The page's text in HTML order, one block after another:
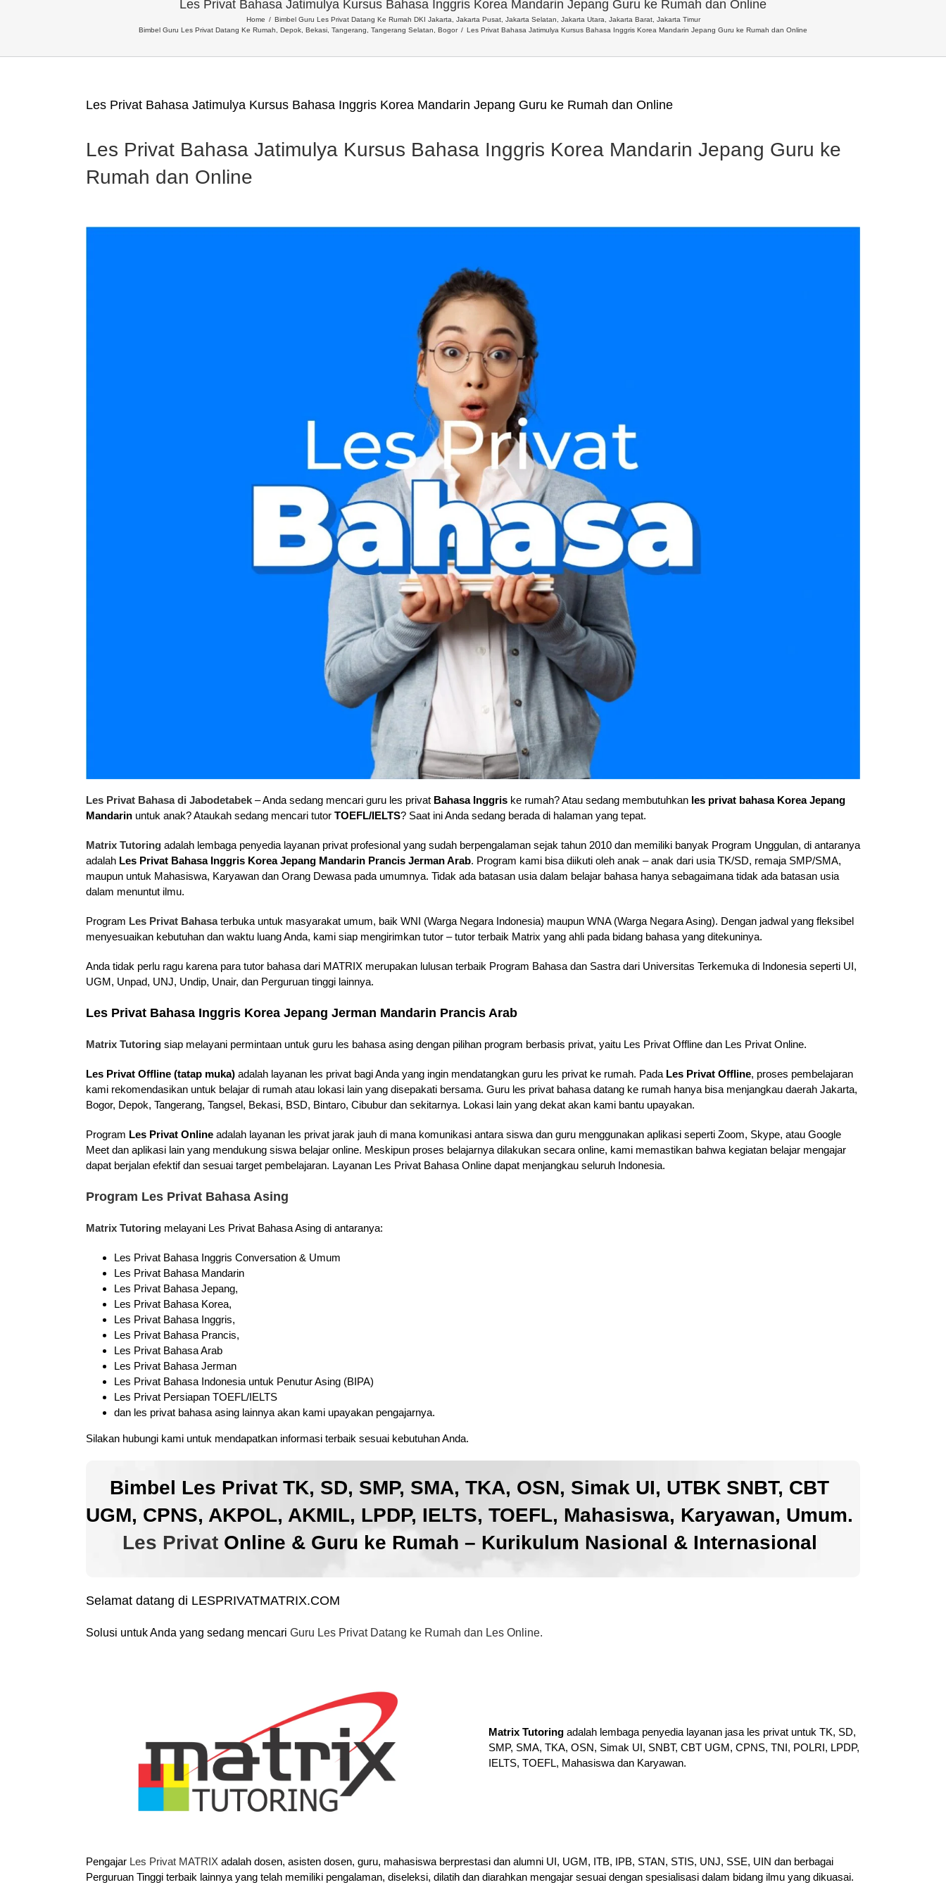
Les Privat Bahasa Jatimulya Kursus Bahasa Inggris Korea Mandarin Jepang Guru ke Rumah dan Online
Home
Bimbel Guru Les Privat Datang Ke Rumah DKI Jakarta, Jakarta Pusat, Jakarta Selatan, Jakarta Utara, Jakarta Barat, Jakarta Timur
Bimbel Guru Les Privat Datang Ke Rumah, Depok, Bekasi, Tangerang, Tangerang Selatan, Bogor
Les Privat Bahasa Jatimulya Kursus Bahasa Inggris Korea Mandarin Jepang Guru ke Rumah dan Online
Les Privat Bahasa Jatimulya Kursus Bahasa Inggris Korea Mandarin Jepang Guru ke Rumah dan Online
Les Privat Bahasa Jatimulya Kursus Bahasa Inggris Korea Mandarin Jepang Guru ke
Rumah dan Online
Les Privat Bahasa di Jabodetabek – Anda sedang mencari guru les privat Bahasa Inggris ke rumah? Atau sedang membutuhkan les privat bahasa Korea Jepang
Mandarin untuk anak? Ataukah sedang mencari tutor TOEFL/IELTS? Saat ini Anda sedang berada di halaman yang tepat.
Matrix Tutoring adalah lembaga penyedia layanan privat profesional yang sudah berpengalaman sejak tahun 2010 dan memiliki banyak Program Unggulan, di antaranya
adalah Les Privat Bahasa Inggris Korea Jepang Mandarin Prancis Jerman Arab. Program kami bisa diikuti oleh anak – anak dari usia TK/SD, remaja SMP/SMA,
maupun untuk Mahasiswa, Karyawan dan Orang Dewasa pada umumnya. Tidak ada batasan usia dalam belajar bahasa hanya sebagaimana tidak ada batasan usia
dalam menuntut ilmu.
Program Les Privat Bahasaterbuka untuk masyarakat umum, baik WNI (Warga Negara Indonesia) maupun WNA (Warga Negara Asing). Dengan jadwal yang fleksibel
menyesuaikan kebutuhan dan waktu luang Anda, kami siap mengirimkan tutor – tutor terbaik Matrix yang ahli pada bidang bahasa yang ditekuninya.
Anda tidak perlu ragu karena para tutor bahasa dari MATRIX merupakan lulusan terbaik Program Bahasa dan Sastra dari Universitas Terkemuka di Indonesia seperti UI,
UGM, Unpad, UNJ, Undip, Unair, dan Perguruan tinggi lainnya.
Les Privat Bahasa Inggris Korea Jepang Jerman Mandarin Prancis Arab
Matrix Tutoring siap melayani permintaan untuk guru les bahasa asing dengan pilihan program berbasis privat, yaitu Les Privat Offline dan Les Privat Online.
Les Privat Offline (tatap muka) adalah layanan les privat bagi Anda yang ingin mendatangkan guru les privat ke rumah. Pada Les Privat Offline, proses pembelajaran
kami rekomendasikan untuk belajar di rumah atau lokasi lain yang disepakati bersama. Guru les privat bahasa datang ke rumah hanya bisa menjangkau daerah Jakarta,
Bogor, Depok, Tangerang, Tangsel, Bekasi, BSD, Bintaro, Cibubur dan sekitarnya. Lokasi lain yang dekat akan kami bantu upayakan.
Program Les Privat Online adalah layanan les privat jarak jauh di mana komunikasi antara siswa dan guru menggunakan aplikasi seperti Zoom, Skype, atau Google
Meet dan aplikasi lain yang mendukung siswa belajar online. Meskipun proses belajarnya dilakukan secara online, kami memastikan bahwa kegiatan belajar mengajar
dapat berjalan efektif dan sesuai target pembelajaran. Layanan Les Privat Bahasa Online dapat menjangkau seluruh Indonesia.
Program Les Privat Bahasa Asing
Matrix Tutoring melayani Les Privat Bahasa Asing di antaranya:
Les Privat Bahasa Inggris Conversation & Umum
Les Privat Bahasa Mandarin
Les Privat Bahasa Jepang,
Les Privat Bahasa Korea,
Les Privat Bahasa Inggris,
Les Privat Bahasa Prancis,
Les Privat Bahasa Arab
Les Privat Bahasa Jerman
Les Privat Bahasa Indonesia untuk Penutur Asing (BIPA)
Les Privat Persiapan TOEFL/IELTS
dan les privat bahasa asing lainnya akan kami upayakan pengajarnya.
Silakan hubungi kami untuk mendapatkan informasi terbaik sesuai kebutuhan Anda.
Bimbel Les Privat TK, SD, SMP, SMA, TKA, OSN, Simak UI, UTBK SNBT, CBT
UGM, CPNS, AKPOL, AKMIL, LPDP, IELTS, TOEFL, Mahasiswa, Karyawan, Umum.
Les PrivatOnline & Guru ke Rumah – Kurikulum Nasional & Internasional
Selamat datang di LESPRIVATMATRIX.COM
Solusi untuk Anda yang sedang mencari Guru Les Privat Datang ke Rumah dan Les Online.
Matrix Tutoring adalah lembaga penyedia layanan jasa les privat untuk TK, SD,
SMP, SMA, TKA, OSN, Simak UI, SNBT, CBT UGM, CPNS, TNI, POLRI, LPDP,
IELTS, TOEFL, Mahasiswa dan Karyawan.
Pengajar Les Privat MATRIX adalah dosen, asisten dosen, guru, mahasiswa berprestasi dan alumni UI, UGM, ITB, IPB, STAN, STIS, UNJ, SSE, UIN dan berbagai
Perguruan Tinggi terbaik lainnya yang telah memiliki pengalaman, diseleksi, dilatih dan diarahkan mengajar sesuai dengan spesialisasi dalam bidang ilmu yang dikuasai.